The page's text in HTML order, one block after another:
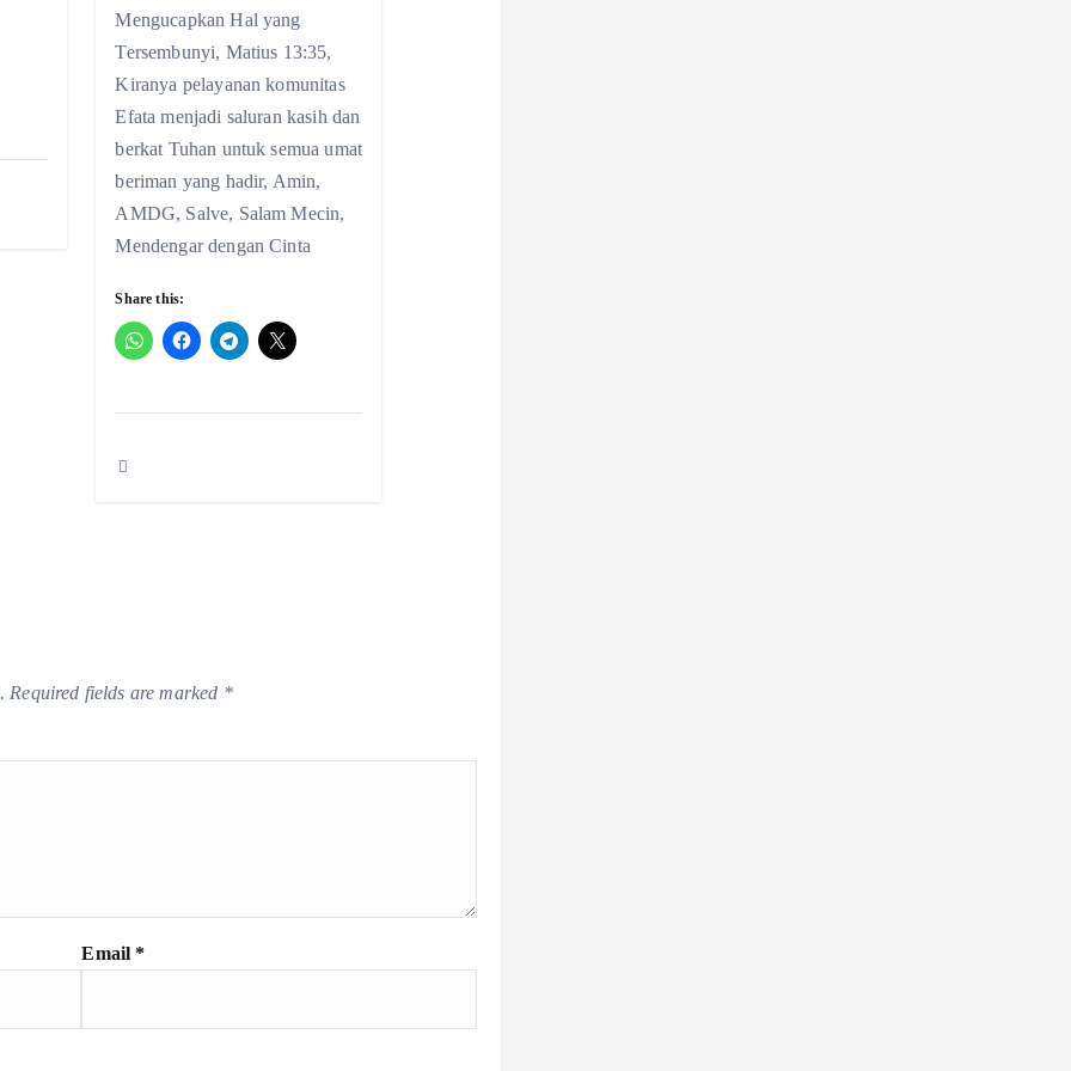
Mengucapkan Hal yang
Tersembunyi, Matius 13:35,
Kiranya pelayanan komunitas
Efata menjadi saluran kasih dan
berkat Tuhan untuk semua umat
beriman yang hadir, Amin,
AMDG, Salve, Salam Mecin,
Mendengar dengan Cinta
Share this:
Required fields are marked *
Email *